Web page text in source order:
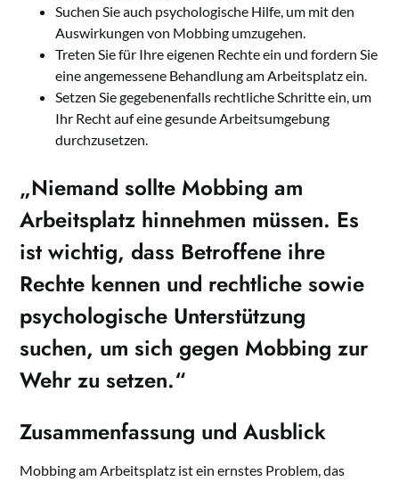
Suchen Sie auch psychologische Hilfe, um mit den
Auswirkungen von Mobbing umzugehen.
Treten Sie für Ihre eigenen Rechte ein und fordern Sie
eine angemessene Behandlung am Arbeitsplatz ein.
Setzen Sie gegebenenfalls rechtliche Schritte ein, um
Ihr Recht auf eine gesunde Arbeitsumgebung
durchzusetzen.
„Niemand sollte Mobbing am
Arbeitsplatz hinnehmen müssen. Es
ist wichtig, dass Betroffene ihre
Rechte kennen und rechtliche sowie
psychologische Unterstützung
suchen, um sich gegen Mobbing zur
Wehr zu setzen.“
Zusammenfassung und Ausblick
Mobbing am Arbeitsplatz ist ein ernstes Problem, das